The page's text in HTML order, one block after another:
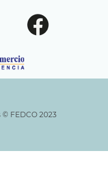
FEDCO 2023